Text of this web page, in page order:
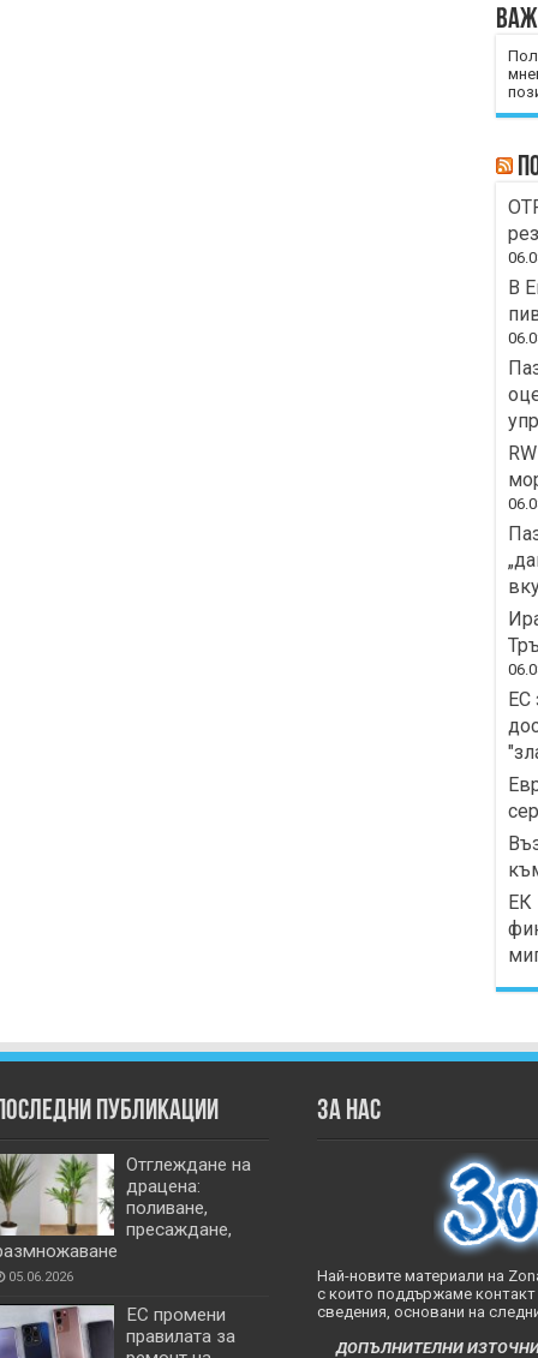
В
ЕС
ЕК
публикации
Отглеждане на
драцена:
поливане,
пресаждане,
05.06.2026
ЕС промени
правилата за
За нас
Най-новите материали на
с които поддържаме
сведения, основани на
ДОПЪЛНИТЕЛНИ